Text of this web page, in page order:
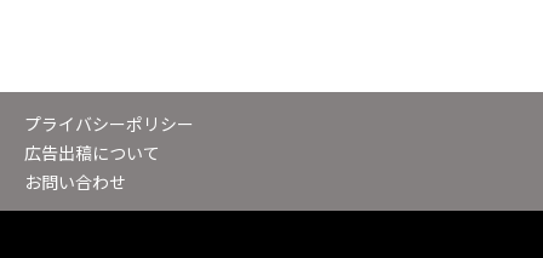
プライバシーポリシー
広告出稿について
お問い合わせ